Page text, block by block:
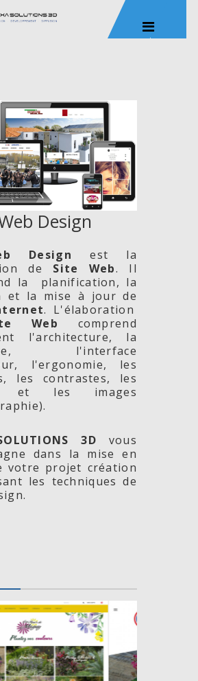
Design
Design est la
de Site Web. Il
la planification, la
et la mise à jour de
. L'élaboration
Web comprend
l'architecture, la
l'interface
l'ergonomie, les
les contrastes, les
et les images
3D vous
dans la mise en
votre projet création
les techniques de